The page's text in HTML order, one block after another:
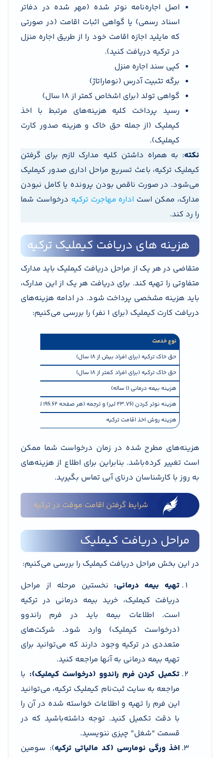
اصل اجاره‌نامه نوتر شده (مهر شده در دفاتر
اسناد رسمی) یا گواهی اثبات اقامت (در صورتی
که مایلید اجازه اقامت خود را از طریق اجاره منزل
در ترکیه دریافت کنید).
کپی سند اجاره منزل
برگه تثبیت آدرس (نوماراتاژ)
گواهی تولد (برای اشخاص کمتر از 18 سال)
رسید پرداخت کلیه هزینه‌های مرتبط با اخذ
کیملیک (از جمله حق خاک و هزینه صدور کارت
کیملیک).
نکته: به همراه داشتن کلیه مدارک لازم برای گرفتن
کیملیک ترکیه، باعث تسریع مراحل اداری صدور کیملیک
می‌شود. در صورت ناقص بودن پرونده یا کامل نبودن
مدارک، ممکن است اداره مهاجرت ترکیه درخواست شما
را رد کند.
هزینه های دریافت کیملیک ترکیه
متقاضی در هر یک از مراحل دریافت کیملیک باید مدارک
متفاوتی را تهیه کند. برای دریافت هر یک از این مدارک،
باید هزینه مشخصی پرداخت شود. در ادامه هزینه‌های
دریافت کارت کیملیک (برای 1 نفر) را بررسی می‌کنیم:
نوع خدمت
حق خاک ترکیه (برای افراد بیش از 18 سال)
حق خاک ترکیه (برای افراد کمتر از 18 سال)
هزینه بیمه درمانی (1 ساله)
هزینه نوتر کردن (23.76 لیر) و ترجمه (هر صفحه 196.62 لیر) مدارک
هزینه روش اخذ اقامت ترکیه
هزینه‌های مطرح شده در زمان درخواست شما ممکن
است تغییر کرده‌باشد. بنابراین برای اطلاع از هزینه‌های
به روز با کارشناسان درنای آبی تماس بگیرید.
شرایط گرفتن اقامت موقت در ترکیه
مراحل دریافت کیملیک
در این بخش مراحل دریافت کیملیک را بررسی می‌کنیم:
تهیه بیمه درمانی: نخستین مرحله از مراحل
دریافت کیملیک، خرید بیمه درمانی در ترکیه
است. اطلاعات بیمه باید در فرم راندوو
(درخواست کیملیک) وارد شود. شرکت‌های
متعددی در ترکیه وجود دارند که می‌توانید برای
تهیه بیمه درمانی به آنها مراجعه کنید.
تکمیل کردن فرم راندوو (درخواست کیملیک): با
مراجعه به سایت ثبت‌نام کیملیک ترکیه، می‌توانید
این فرم را تهیه و اطلاعات خواسته شده در آن را
با دقت تکمیل کنید. توجه داشته‌باشید که در
قسمت “شغل” چیزی ننویسید.
اخذ ورگی نومارسی (کد مالیاتی ترکیه): سومین